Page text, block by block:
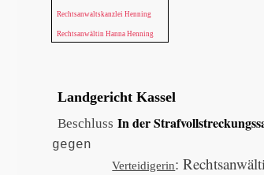
Rechtsanwaltskanzlei Henning
Rechtsanwältin Hanna Henning
Landgericht Kassel
Beschluss In der
gegen
Verteidigerin: